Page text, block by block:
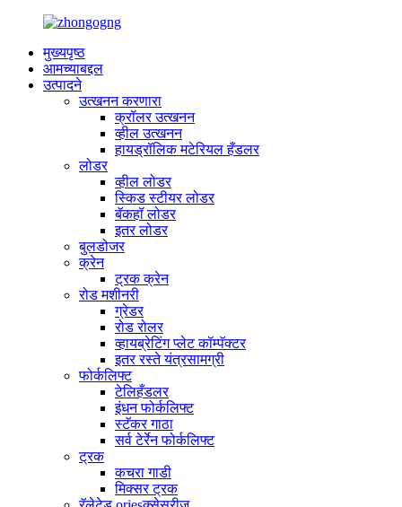
मुख्यपृष्ठ
आमच्याबद्दल
उत्पादने
उत्खनन करणारा
क्रॉलर उत्खनन
व्हील उत्खनन
हायड्रॉलिक मटेरियल हँडलर
लोडर
व्हील लोडर
स्किड स्टीयर लोडर
बॅकहॉ लोडर
इतर लोडर
बुलडोजर
क्रेन
ट्रक क्रेन
रोड मशीनरी
ग्रेडर
रोड रोलर
व्हायब्रेटिंग प्लेट कॉम्पॅक्टर
इतर रस्ते यंत्रसामग्री
फोर्कलिफ्ट
टेलिहँडलर
इंधन फोर्कलिफ्ट
स्टॅकर गाठा
सर्व टेर्रेन फोर्कलिफ्ट
ट्रक
कचरा गाडी
मिक्सर ट्रक